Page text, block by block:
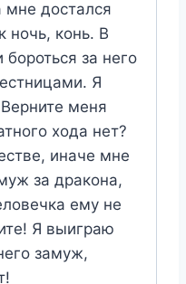
достался
ночь, конь. В
за него
Я
меня
хода нет?
иначе мне
за дракона,
ему не
Я выиграю
замуж,